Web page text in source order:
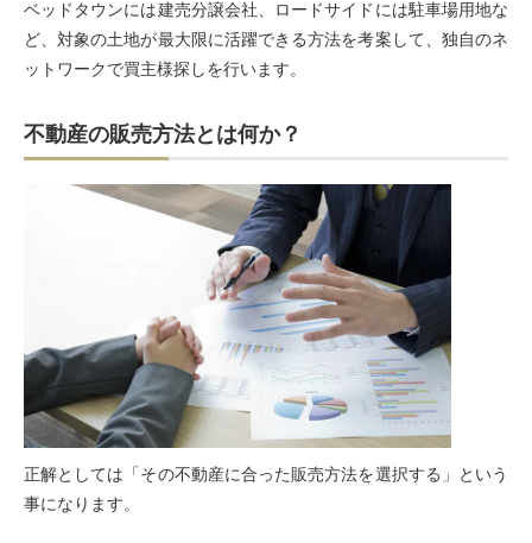
ベッドタウンには建売分譲会社、ロードサイドには駐車場用地な
ど、対象の土地が最大限に活躍できる方法を考案して、独自のネ
ットワークで買主様探しを行います。
不動産の販売方法とは何か？
正解としては「その不動産に合った販売方法を選択する」という
事になります。